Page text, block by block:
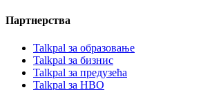
Партнерства
Talkpal за образовање
Talkpal за бизнис
Talkpal за предузећа
Talkpal за НВО